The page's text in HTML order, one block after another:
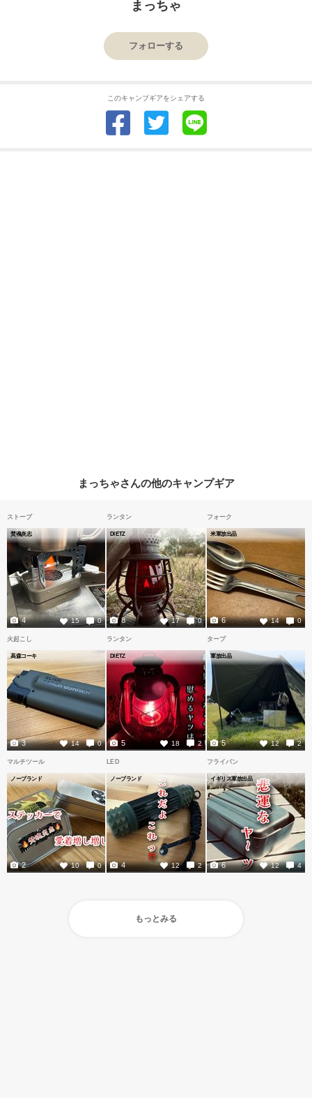
まっちゃ
フォローする
このキャンプギアをシェアする
まっちゃさんの他のキャンプギア
ストーブ
焚魂炎志
15 0
4
ランタン
DIETZ
17 0
8
フォーク
米軍放出品
14 0
6
火起こし
高森コーキ
14 0
3
ランタン
DIETZ
18 2
5
タープ
軍放出品
12 2
5
マルチツール
ノーブランド
10 0
2
LED
ノーブランド
12 2
4
フライパン
イギリス軍放出品
12 4
6
もっとみる